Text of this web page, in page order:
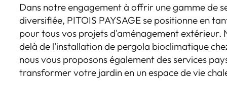
Dans notre engagement à offrir une gamme de
diversifiée, PITOIS PAYSAGE se positionne en
pour tous vos projets d'aménagement extérieur.
delà de l'installation de pergola bioclimatique
nous vous proposons également des services
transformer votre jardin en un espace de vie